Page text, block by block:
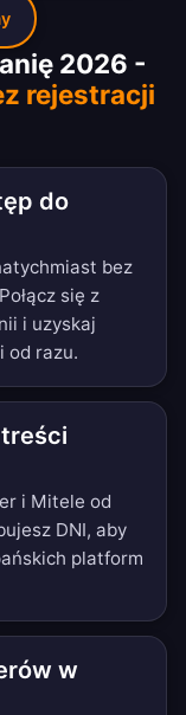
2026 -
rejestracji
do
bez
się z
i uzyskaj
od razu.
i Mitele od
DNI, aby
platform
w